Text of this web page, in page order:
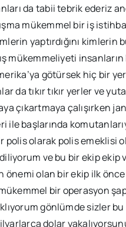
da tabii tebrik ederiz
mükemmel bir iş
yaptırdığını kimlerin
mükemmeliyeti
götürsek hiç bir
da tıkır tıkır yerler ve
çıkartmaya çalışırken
başlarında
olarak polis emeklisi
diliyorum ve bu bir ekip
olan bir ekip ilk
bir operasyon
gönlümde sizler
dolar